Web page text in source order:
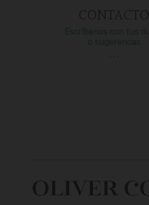
CONTACTO